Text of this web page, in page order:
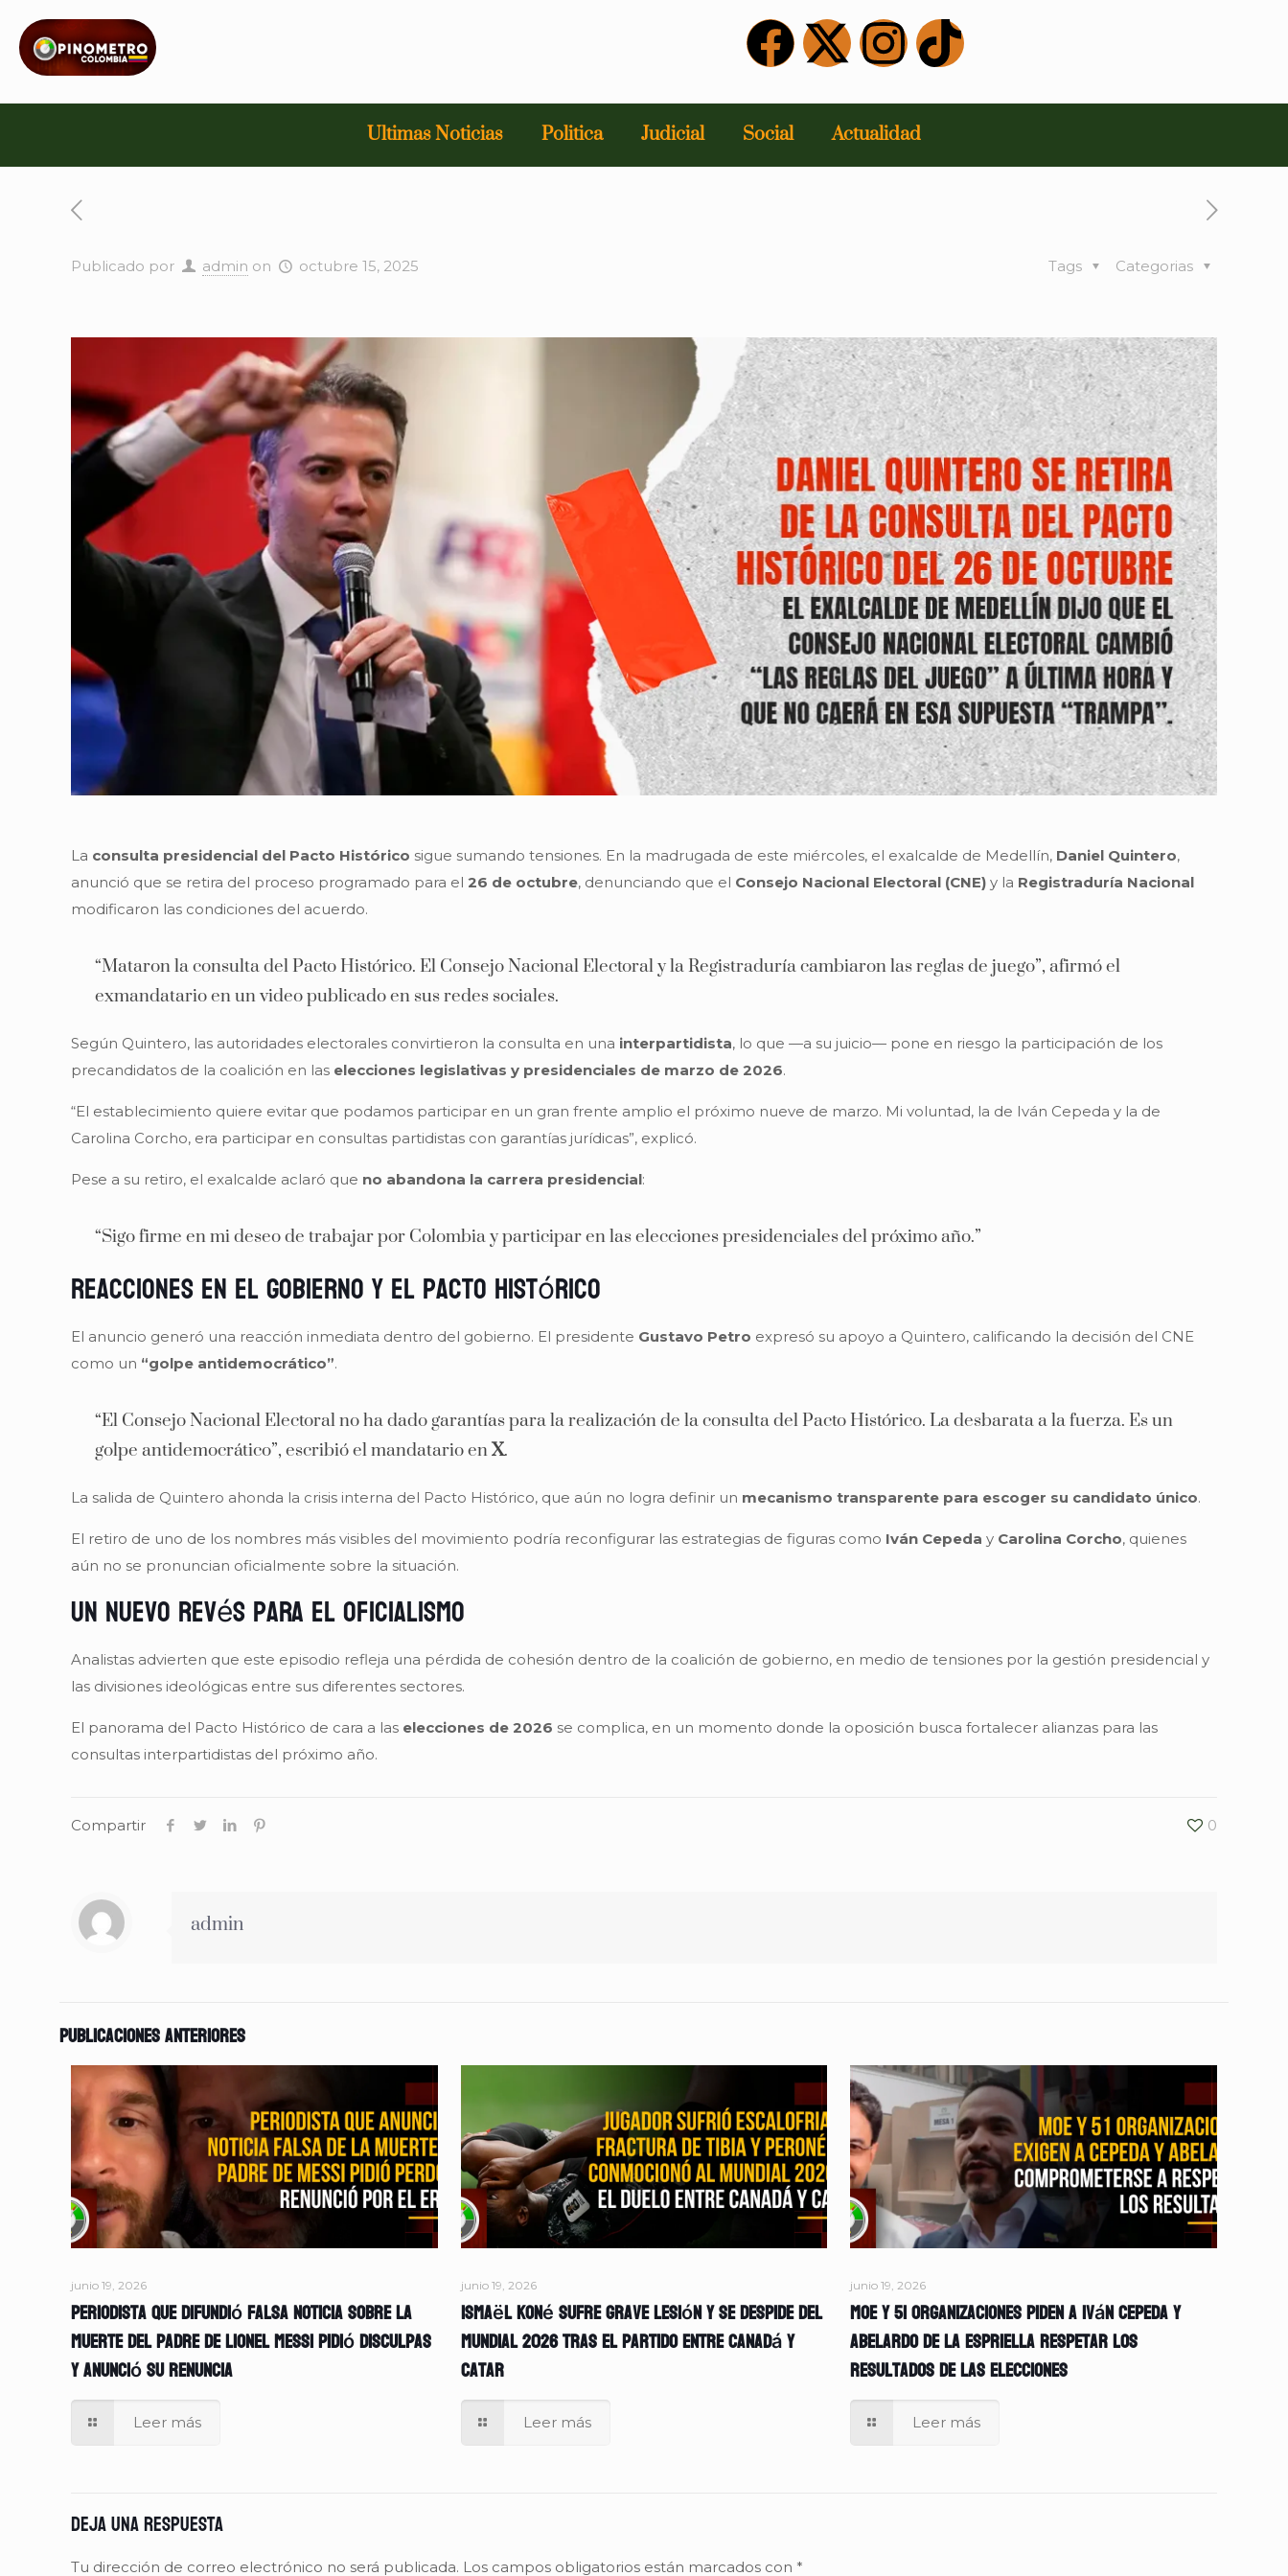
Ultimas Noticias Politica Judicial Social Actualidad
Publicado por admin on octubre 15, 2025 Categorias
Tags
La consulta presidencial del Pacto Histórico sigue sumando tensiones. En la madrugada de este miércoles, el exalcalde de Medellín, Daniel Quintero,
anunció que se retira del proceso programado para el26 de octubre, denunciando que el Consejo Nacional Electoral (CNE) y la Registraduría Nacional
modificaron las condiciones del acuerdo.
“Mataron la consulta del Pacto Histórico. El Consejo Nacional Electoral y la Registraduría cambiaron las reglas de juego”, afirmó el
exmandatario en un video publicado en sus redes sociales.
Según Quintero, las autoridades electorales convirtieron la consulta en una interpartidista, lo que —a su juicio— pone en riesgo la participación de los
precandidatos de la coalición en las elecciones legislativas y presidenciales de marzo de 2026.
“El establecimiento quiere evitar que podamos participar en un gran frente amplio el próximo nueve de marzo. Mi voluntad, la de Iván Cepeda y la de
Carolina Corcho, era participar en consultas partidistas con garantías jurídicas”, explicó.
Pese a su retiro, el exalcalde aclaró que no abandona la carrera presidencial:
“Sigo firme en mi deseo de trabajar por Colombia y participar en las elecciones presidenciales del próximo año.”
Reacciones en el Gobierno y el Pacto Histórico
El anuncio generó una reacción inmediata dentro del gobierno. El presidente Gustavo Petro expresó su apoyo a Quintero, calificando la decisión del CNE
como un “golpe antidemocrático”.
“El Consejo Nacional Electoral no ha dado garantías para la realización de la consulta del Pacto Histórico. La desbarata a la fuerza. Es un
golpe antidemocrático”, escribió el mandatario enX.
La salida de Quintero ahonda la crisis interna del Pacto Histórico, que aún no logra definir un mecanismo transparente para escoger su candidato único.
El retiro de uno de los nombres más visibles del movimiento podría reconfigurar las estrategias de figuras como Iván Cepeda y Carolina Corcho, quienes
aún no se pronuncian oficialmente sobre la situación.
Un nuevo revés para el oficialismo
Analistas advierten que este episodio refleja una pérdida de cohesión dentro de la coalición de gobierno, en medio de tensiones por la gestión presidencial y
las divisiones ideológicas entre sus diferentes sectores.
El panorama del Pacto Histórico de cara a las elecciones de 2026 se complica, en un momento donde la oposición busca fortalecer alianzas para las
consultas interpartidistas del próximo año.
Compartir 0
admin
Publicaciones anteriores
junio 19, 2026
Periodista que difundió falsa noticia sobre la
muerte del padre de Lionel Messi pidió disculpas
y anunció su renuncia
Leer más
junio 19, 2026
Ismaël Koné sufre grave lesión y se despide del
Mundial 2026 tras el partido entre Canadá y
Catar
Leer más
junio 19, 2026
MOE y 51 organizaciones piden a Iván Cepeda y
Abelardo de la Espriella respetar los
resultados de las elecciones
Leer más
Deja una respuesta
Tu dirección de correo electrónico no será publicada. Los campos obligatorios están marcados con *